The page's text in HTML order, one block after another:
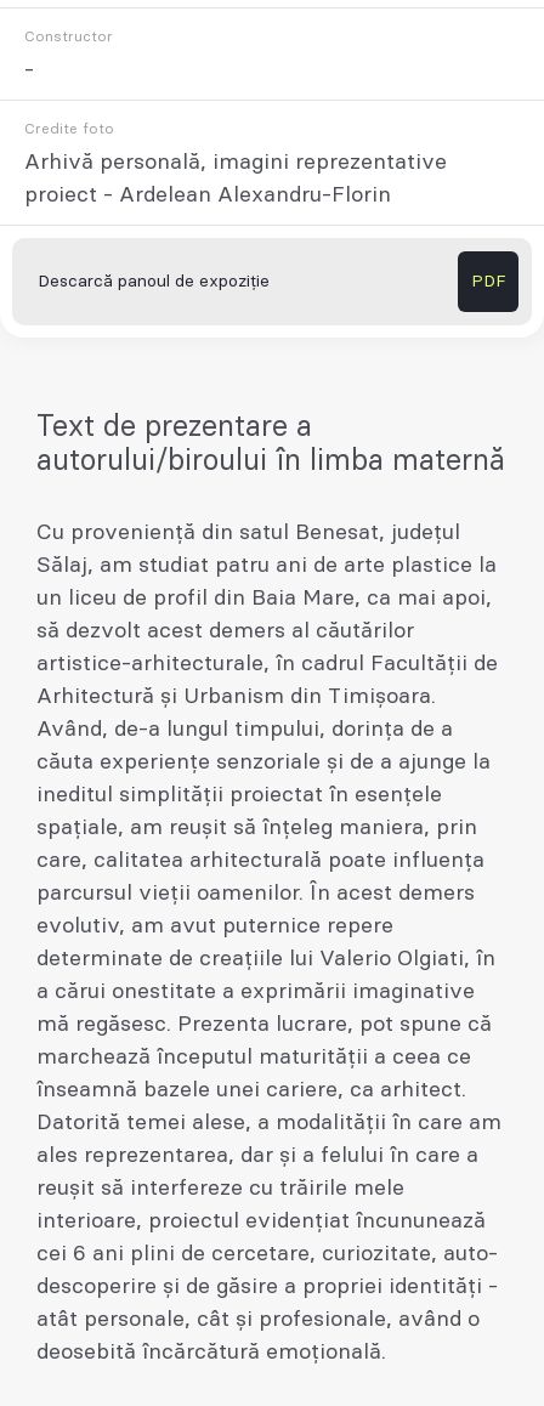
Constructor
-
Credite foto
Arhivă personală, imagini reprezentative
proiect - Ardelean Alexandru-Florin
Descarcă panoul de expoziție PDF
Text de prezentare a
autorului/biroului în limba maternă
Cu proveniență din satul Benesat, județul
Sălaj, am studiat patru ani de arte plastice la
un liceu de profil din Baia Mare, ca mai apoi,
să dezvolt acest demers al căutărilor
artistice-arhitecturale, în cadrul Facultății de
Arhitectură și Urbanism din Timișoara.
Având, de-a lungul timpului, dorința de a
căuta experiențe senzoriale și de a ajunge la
ineditul simplității proiectat în esențele
spațiale, am reușit să înțeleg maniera, prin
care, calitatea arhitecturală poate influența
parcursul vieții oamenilor. În acest demers
evolutiv, am avut puternice repere
determinate de creațiile lui Valerio Olgiati, în
a cărui onestitate a exprimării imaginative
mă regăsesc. Prezenta lucrare, pot spune că
marchează începutul maturității a ceea ce
înseamnă bazele unei cariere, ca arhitect.
Datorită temei alese, a modalității în care am
ales reprezentarea, dar și a felului în care a
reușit să interfereze cu trăirile mele
interioare, proiectul evidențiat încununează
cei 6 ani plini de cercetare, curiozitate, auto-
descoperire și de găsire a propriei identități -
atât personale, cât și profesionale, având o
deosebită încărcătură emoțională.